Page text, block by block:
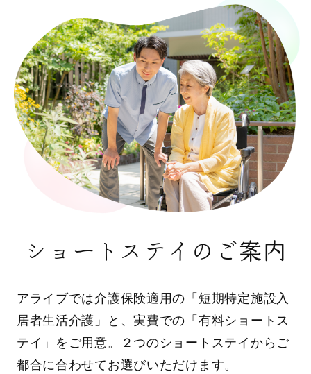
ショートステイのご案内
アライブでは介護保険適用の「短期特定施設入
居者生活介護」と、実費での「有料ショートス
テイ」をご用意。２つのショートステイからご
都合に合わせてお選びいただけます。